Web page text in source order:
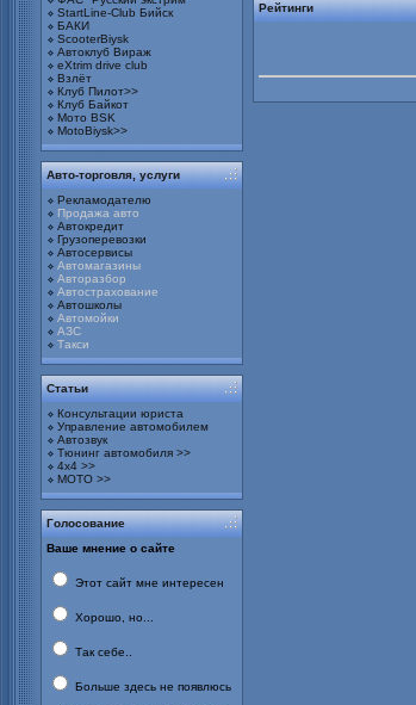
StartLine-Club Бийск
БАКИ
ScooterBiysk
Автоклуб Вираж
eXtrim drive club
Взлёт
Клуб Пилот>>
Клуб Байкот
Мото BSK
MotoBiysk>>
Авто-торговля, услуги
Рекламодателю
Продажа авто
Автокредит
Грузоперевозки
Автосервисы
Автомагазины
Авторазбор
Автострахование
Автошколы
Автомойки
АЗС
Такси
Статьи
Консультации юриста
Управление автомобилем
Автозвук
Тюнинг автомобиля >>
4х4 >>
МОТО >>
Голосование
Ваше мнение о сайте
Этот сайт мне интересен
Хорошо, но...
Так себе..
Больше здесь не появлюсь
Рейтинги